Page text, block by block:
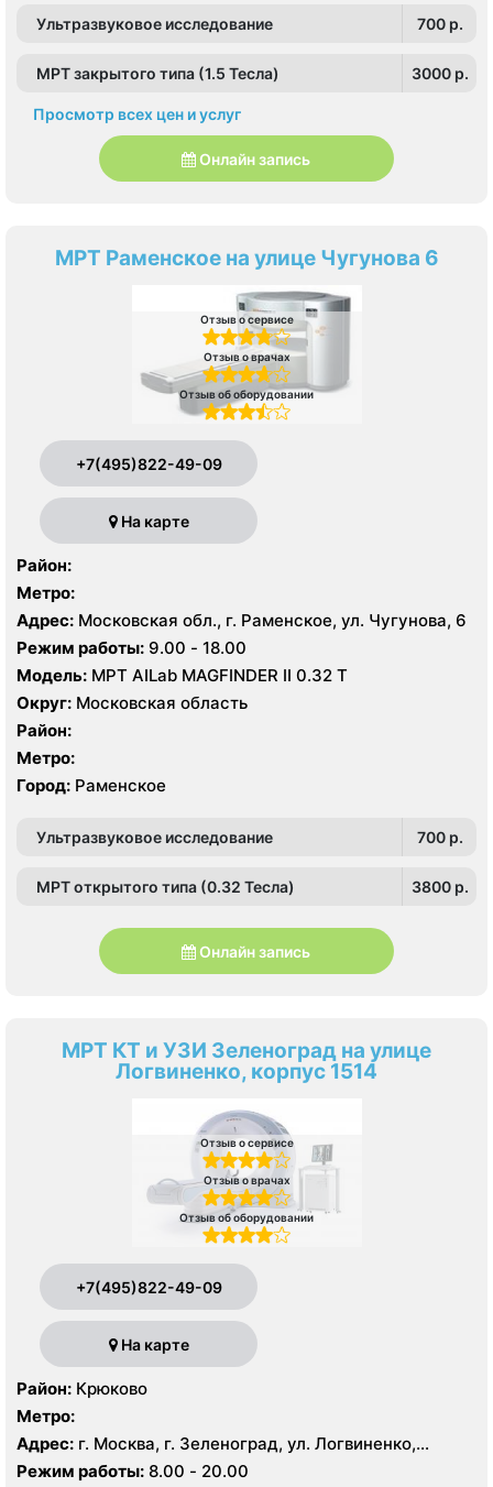
Ультразвуковое исследование 700 p.
МРТ закрытого типа (1.5 Тесла) 3000 p.
Просмотр всех цен и услуг
Онлайн запись
МРТ Раменское на улице Чугунова 6
Отзыв о сервисе
Отзыв о врачах
Отзыв об оборудовании
+7(495)822-49-09
На карте
Район:
Метро:
Адрес: Московская обл., г. Раменское, ул. Чугунова, 6
Режим работы: 9.00 - 18.00
Модель: МРТ AILab MAGFINDER II 0.32 Т
Округ: Московская область
Район:
Метро:
Город: Раменское
Ультразвуковое исследование 700 p.
МРТ открытого типа (0.32 Тесла) 3800 p.
Онлайн запись
МРТ КТ и УЗИ Зеленоград на улице
Логвиненко, корпус 1514
Отзыв о сервисе
Отзыв о врачах
Отзыв об оборудовании
+7(495)822-49-09
На карте
Район: Крюково
Метро:
Адрес: г. Москва, г. Зеленоград, ул. Логвиненко,
корпус 1514
Режим работы: 8.00 - 20.00